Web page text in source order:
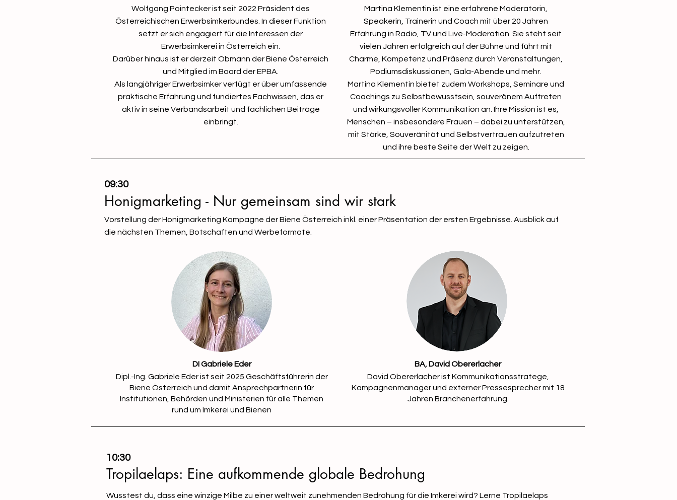
Wolfgang Pointecker ist seit 2022 Präsident des
Österreichischen Erwerbsimkerbundes. In dieser Funktion
setzt er sich engagiert für die Interessen der
Erwerbsimkerei in Österreich ein.
Darüber hinaus ist er derzeit Obmann der Biene Österreich
und Mitglied im Board der EPBA.
Als langjähriger Erwerbsimker verfügt er über umfassende
praktische Erfahrung und fundiertes Fachwissen, das er
aktiv in seine Verbandsarbeit und fachlichen Beiträge
einbringt.
Martina Klementin ist eine erfahrene Moderatorin,
Speakerin, Trainerin und Coach mit über 20 Jahren
Erfahrung in Radio, TV und Live-Moderation. Sie steht seit
vielen Jahren erfolgreich auf der Bühne und führt mit
Charme, Kompetenz und Präsenz durch Veranstaltungen,
Podiumsdiskussionen, Gala-Abende und mehr.
Martina Klementin bietet zudem Workshops, Seminare und
Coachings zu Selbstbewusstsein, souveränem Auftreten
und wirkungsvoller Kommunikation an. Ihre Mission ist es,
Menschen – insbesondere Frauen – dabei zu unterstützen,
mit Stärke, Souveränität und Selbstvertrauen aufzutreten
und ihre beste Seite der Welt zu zeigen.
09:30
Honigmarketing - Nur gemeinsam sind wir stark
Vorstellung der Honigmarketing Kampagne der Biene Österreich inkl. einer Präsentation der ersten Ergebnisse. Ausblick auf
die nächsten Themen, Botschaften und Werbeformate.
DI Gabriele Eder
Dipl.-Ing. Gabriele Eder ist seit 2025 Geschäftsführerin der
Biene Österreich und damit Ansprechpartnerin für
Institutionen, Behörden und Ministerien für alle Themen
rund um Imkerei und Bienen
BA, David Obererlacher
David Obererlacher ist Kommunikationsstratege,
Kampagnenmanager und externer Pressesprecher mit 18
Jahren Branchenerfahrung.
10:30
Tropilaelaps: Eine aufkommende globale Bedrohung
Wusstest du, dass eine winzige Milbe zu einer weltweit zunehmenden Bedrohung für die Imkerei wird? Lerne Tropilaelaps